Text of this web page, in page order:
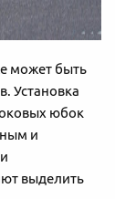
может быть
Установка
юбок
и
выделить